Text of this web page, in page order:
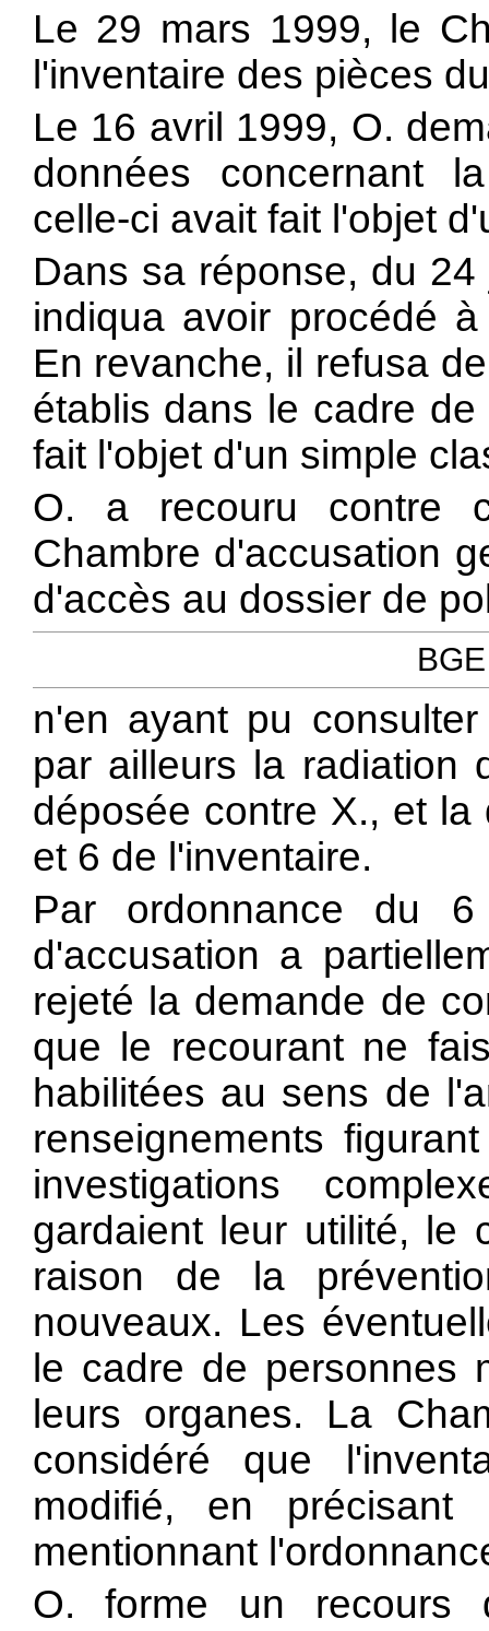
Le 29 mars 1999, le
l'inventaire des pièces
Le 16 avril 1999, O.
données concernant
celle-ci avait fait l'objet
Dans sa réponse, du
indiqua avoir procédé
En revanche, il refusa
établis dans le cadre
fait l'objet d'un simple
O. a recouru contre
Chambre d'accusation
d'accès au dossier de
n'en ayant pu
par ailleurs la radiation
déposée contre X., et
et 6 de l'inventaire.
Par ordonnance du
d'accusation a
rejeté la demande de
que le recourant ne
habilitées au sens de
renseignements
investigations
gardaient leur utilité, le
raison de la
nouveaux. Les
le cadre de personnes
leurs organes. La
considéré que
modifié, en
mentionnant
O. forme un recours